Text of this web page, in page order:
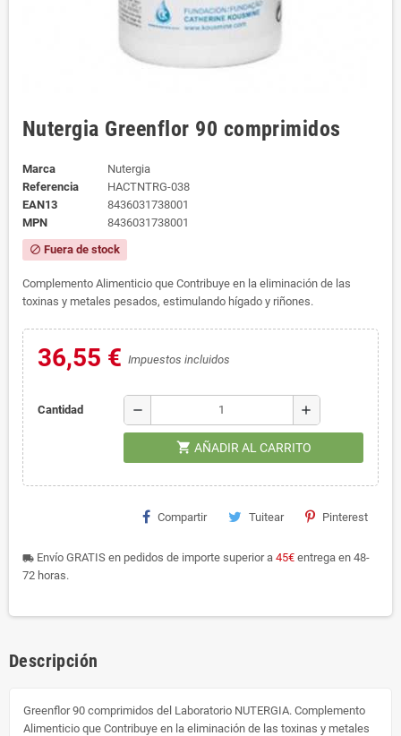
Nutergia Greenflor 90 comprimidos
Marca
Nutergia
Referencia
HACTNTRG-038
EAN13
8436031738001
MPN
8436031738001
block Fuera de stock
Complemento Alimenticio que Contribuye en la eliminación de las
toxinas y metales pesados, estimulando hígado y riñones.
36,55 € Impuestos incluidos
Cantidad remove add
shopping_cart AÑADIR AL CARRITO
Compartir Tuitear Pinterest
local_shipping Envío GRATIS en pedidos de importe superior a 45€ entrega en 48-
72 horas.
Descripción
Greenflor 90 comprimidos del Laboratorio NUTERGIA. Complemento
Alimenticio que Contribuye en la eliminación de las toxinas y metales